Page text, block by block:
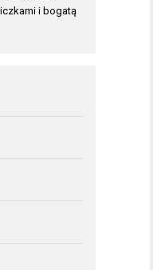
i bogatą